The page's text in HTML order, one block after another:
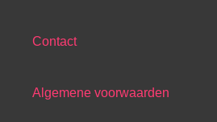
Contact
Algemene voorwaarden